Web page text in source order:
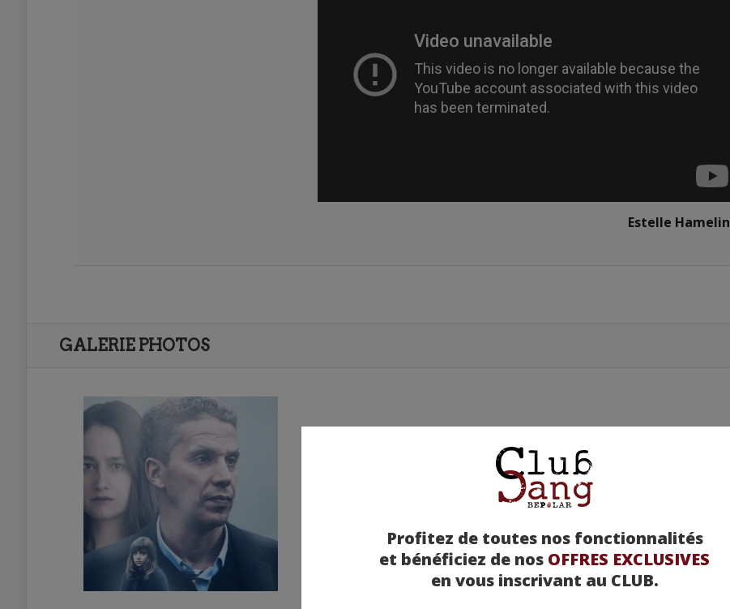
Profitez de toutes nos fonctionnalités
et bénéficiez de nos OFFRES EXCLUSIVES
en vous inscrivant au CLUB.
Estelle Hamelin
GALERIE PHOTOS